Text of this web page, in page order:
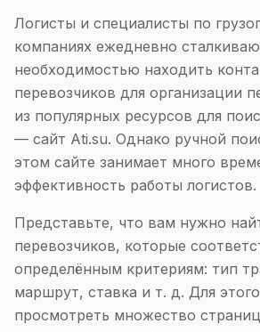
Логисты и специалисты по
компаниях ежедневно
необходимостью находить
перевозчиков для организации
из популярных ресурсов для
— сайт Ati.su. Однако ручной
этом сайте занимает много
эффективность работы логистов.
Представьте, что вам нужно
перевозчиков, которые
определённым критериям: тип
маршрут, ставка и т. д. Для
просмотреть множество